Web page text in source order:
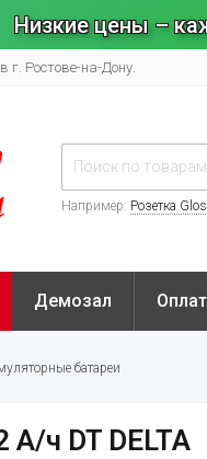
Низкие цены –
г. Ростове-на-Дону.
Например: Розетка
Демозал
батареи
ч DT DELTA